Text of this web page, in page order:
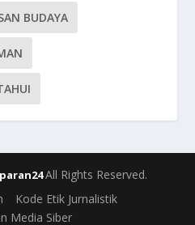
BUDAYA
All Rights Reserved.
Kode Etik Jurnalistik
Media Siber